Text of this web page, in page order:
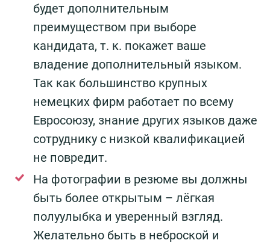
будет дополнительным
преимуществом при выборе
кандидата, т. к. покажет ваше
владение дополнительный языком.
Так как большинство крупных
немецких фирм работает по всему
Евросоюзу, знание других языков даже
сотруднику с низкой квалификацией
не повредит.
На фотографии в резюме вы должны
быть более открытым – лёгкая
полуулыбка и уверенный взгляд.
Желательно быть в неброской и